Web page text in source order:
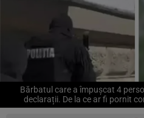
Bărbatul care a împușcat 4
declarații. De la ce ar fi pornit